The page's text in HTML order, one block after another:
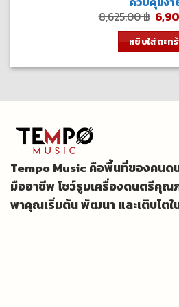
8,625.00฿
price
was:
หยิบใส่ตะก
Tempo Music คือพื้นที่ของคนด
มืออาชีพ โชว์รูมเครื่องดนตรีคุณ
พาคุณเริ่มต้น พัฒนา และเติบโต